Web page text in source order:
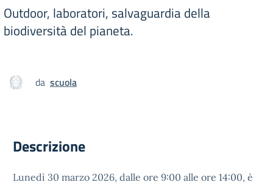
Outdoor, laboratori, salvaguardia della
biodiversità del pianeta.
da scuola
Descrizione
Lunedì 30 marzo 2026, dalle ore 9:00 alle ore 14:00, è